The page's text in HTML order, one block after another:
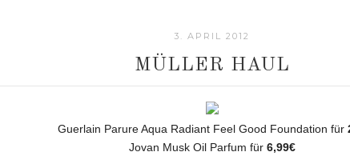
3. APRIL 2012
MÜLLER HAUL
Guerlain Parure Aqua Radiant Feel Good Foundation für
Jovan Musk Oil Parfum für 6,99€